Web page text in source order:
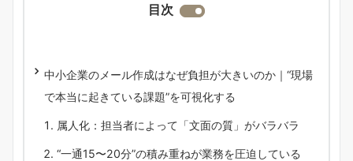
目次
中小企業のメール作成はなぜ負担が大きいのか｜“現場
で本当に起きている課題”を可視化する
属人化：担当者によって「文面の質」がバラバラ
“一通15〜20分”の積み重ねが業務を圧迫している